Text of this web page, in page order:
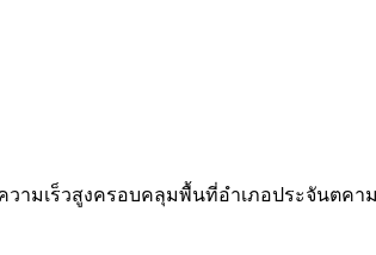
วามเร็วสูงครอบคลุมพื้นที่อำเภอประจันตค